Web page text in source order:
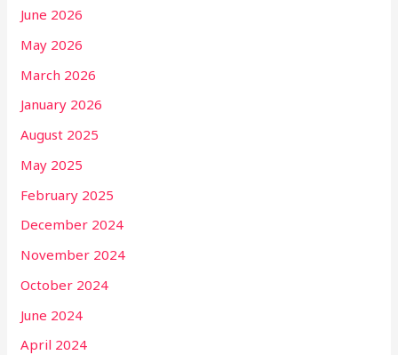
June 2026
May 2026
March 2026
January 2026
August 2025
May 2025
February 2025
December 2024
November 2024
October 2024
June 2024
April 2024